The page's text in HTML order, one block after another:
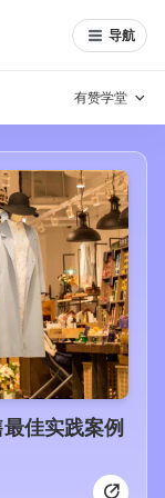
导航
有赞学堂
佳实践案例